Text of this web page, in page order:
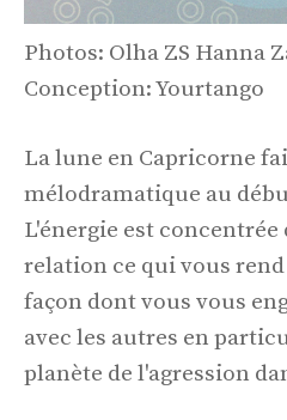
Photos: Olha ZS Hanna
Conception: Yourtango
La lune en Capricorne
mélodramatique au
L'énergie est
relation ce qui vous
façon dont vous vous
avec les autres en
planète de l'agression